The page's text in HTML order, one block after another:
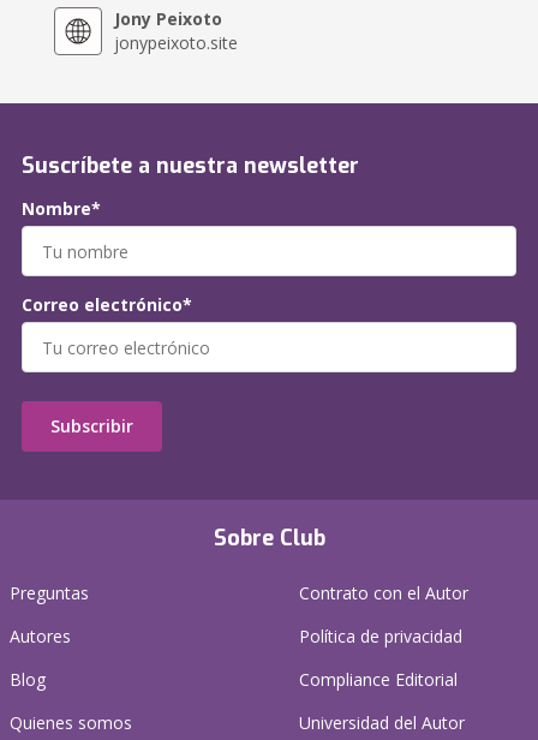
Jony Peixoto
jonypeixoto.site
Sobre Club
Preguntas
Autores
Blog
Quienes somos
Contrato con el Autor
Política de privacidad
Compliance Editorial
Universidad del Autor
Suscríbete a nuestra newsletter
Nombre*
Correo electrónico*
Subscribir